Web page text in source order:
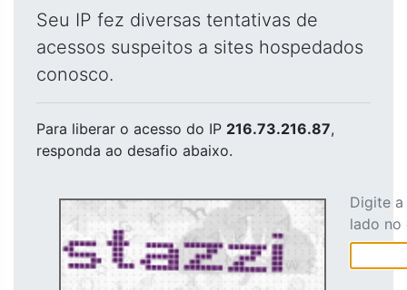
Seu IP fez diversas tentativas de
acessos suspeitos a sites hospedados
conosco.
Para liberar o acesso do IP 216.73.216.87,
responda ao desafio abaixo.
Digite
lado no